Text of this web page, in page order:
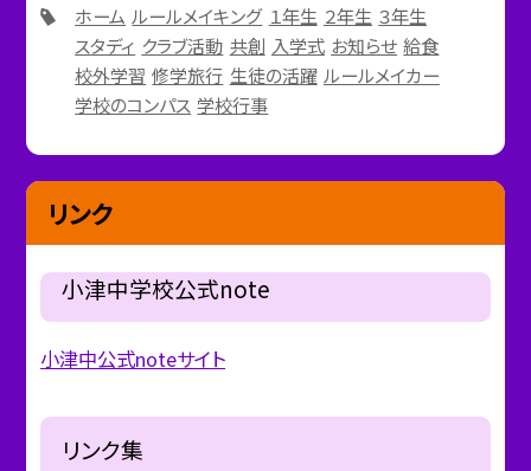
ホーム ルールメイキング １年生 ２年生 ３年生
スタディ クラブ活動 共創 入学式 お知らせ 給食
校外学習 修学旅行 生徒の活躍 ルールメイカー
学校のコンパス 学校行事
リンク
小津中学校公式note
小津中公式noteサイト
リンク集